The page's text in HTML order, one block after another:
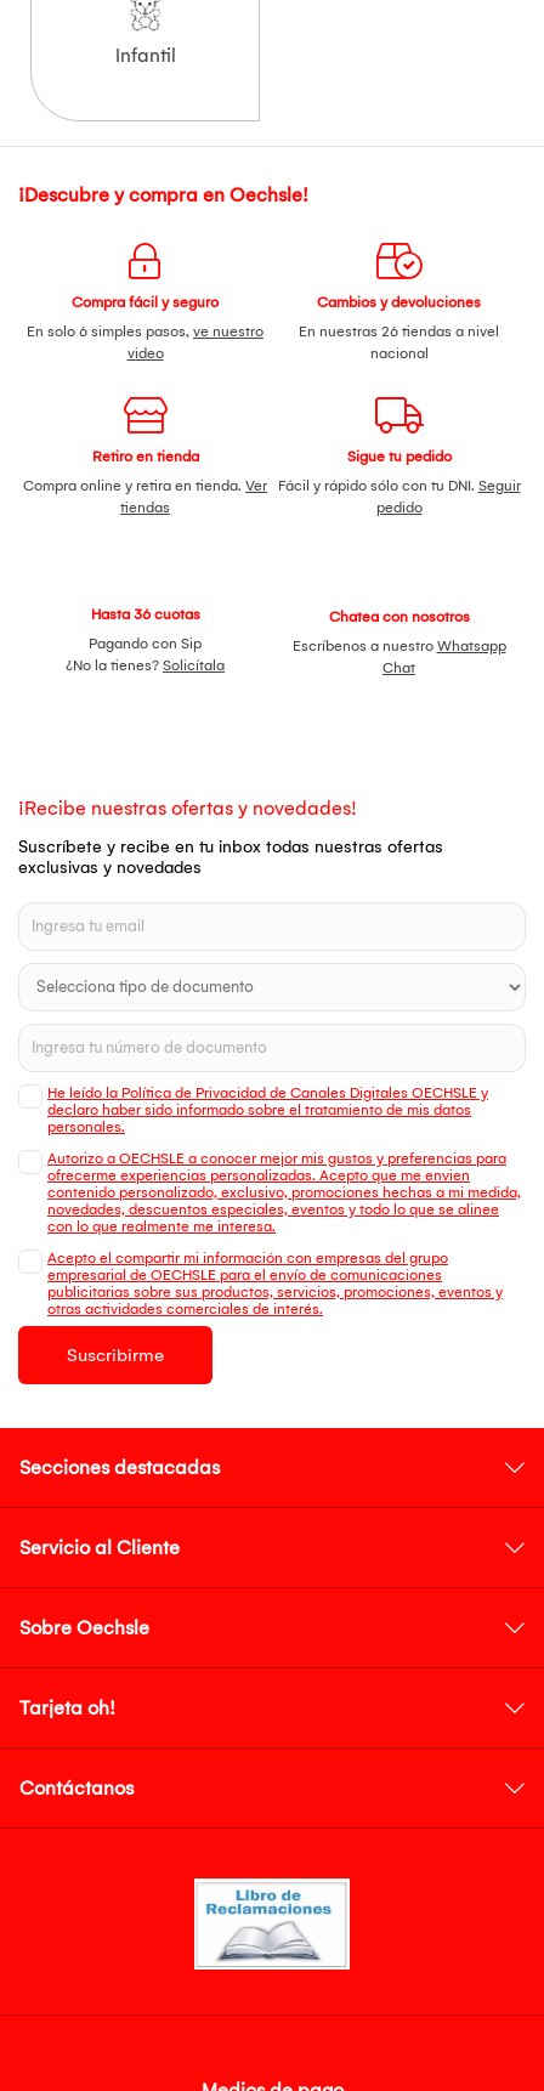
Infantil
¡Descubre y compra en Oechsle!
Compra fácil y seguro
En solo 6 simples pasos, ve nuestro
video
Cambios y devoluciones
En nuestras 26 tiendas a nivel
nacional
Retiro en tienda
Compra online y retira en tienda. Ver
tiendas
Sigue tu pedido
Fácil y rápido sólo con tu DNI. Seguir
pedido
Hasta 36 cuotas
Pagando con Sip
¿No la tienes? Solicítala
Chatea con nosotros
Escríbenos a nuestro Whatsapp
Chat
¡Recibe nuestras ofertas y novedades!
Suscríbete y recibe en tu inbox todas nuestras ofertas
exclusivas y novedades
He leído la Política de Privacidad de Canales Digitales OECHSLE y
declaro haber sido informado sobre el tratamiento de mis datos
personales.
Autorizo a OECHSLE a conocer mejor mis gustos y preferencias para
ofrecerme experiencias personalizadas. Acepto que me envien
contenido personalizado, exclusivo, promociones hechas a mi medida,
novedades, descuentos especiales, eventos y todo lo que se alinee
con lo que realmente me interesa.
Acepto el compartir mi información con empresas del grupo
empresarial de OECHSLE para el envío de comunicaciones
publicitarias sobre sus productos, servicios, promociones, eventos y
otras actividades comerciales de interés.
Suscribirme
Secciones destacadas
Servicio al Cliente
Sobre Oechsle
Tarjeta oh!
Contáctanos